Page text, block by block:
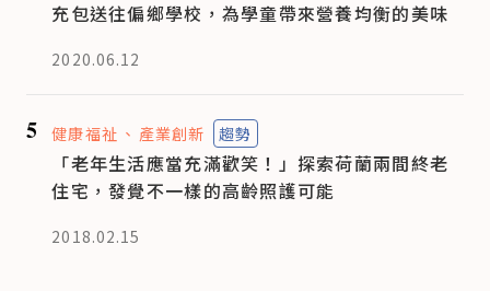
充包送往偏鄉學校，為學童帶來營養均衡的美味
2020.06.12
5 健康福祉 產業創新 趨勢
「老年生活應當充滿歡笑！」探索荷蘭兩間終老
住宅，發覺不一樣的高齡照護可能
2018.02.15